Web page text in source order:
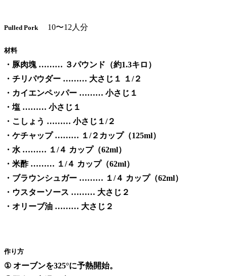
Pulled Pork 10〜12人分
材料
・豚肉塊 ……… ３パウンド（約1.3キロ）
・チリパウダー ……… 大さじ１ １/２
・カイエンペッパー ……… 小さじ１
・塩 ……… 小さじ１
・こしょう ……… 小さじ１/２
・ケチャップ ……… １/２カップ（125ml）
・水 ……… １/４ カップ（62ml）
・米酢 ……… １/４ カップ（62ml）
・ブラウンシュガー ……… １/４ カップ（62ml）
・ウスターソース ……… 大さじ２
・オリーブ油 ……… 大さじ２
作り方
① オーブンを325°に予熱開始。